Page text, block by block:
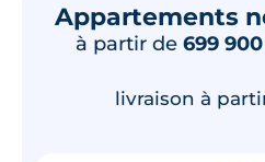
Appartements
à partir de 699
livraison à